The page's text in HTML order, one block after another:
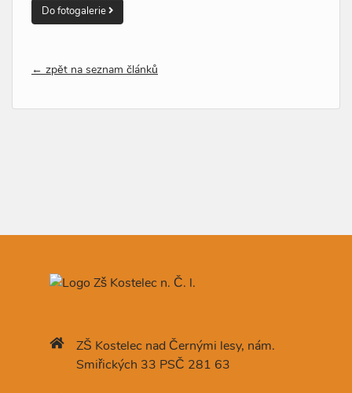
Do fotogalerie
← zpět na seznam článků
ZŠ Kostelec nad Černými lesy, nám.
Smiřických 33 PSČ 281 63